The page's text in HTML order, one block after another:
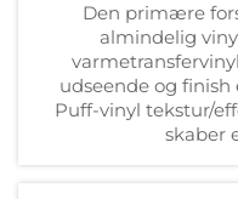
Den primære
almindelig
udseende og finish
Puff-vinyl tekstur/
skaber